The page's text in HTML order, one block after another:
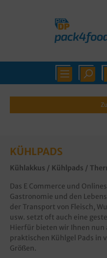
KÜHLPADS
Kühlakkus / Kühlpads /
Das E Commerce und
Gastronomie und den
der Transport von Fleisch,
usw. setzt oft auch eine
Hierfür bieten wir Ihnen nun
praktischen Kühlgel Pads in
Größen.